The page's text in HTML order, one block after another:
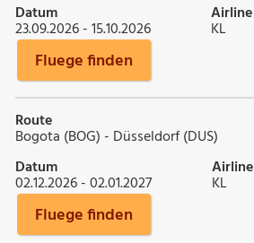
Datum
23.09.2026 - 15.10.2026
Airline
KL
Fluege finden
Route
Bogota (BOG) - Düsseldorf (DUS)
Datum
02.12.2026 - 02.01.2027
Airline
KL
Fluege finden